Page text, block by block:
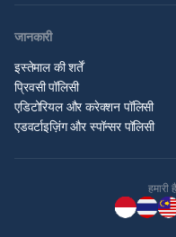
जानकारी
इस्तेमाल की शर्तें
प्रिवसी पॉलिसी
एडिटोरियल और करेक्शन पॉलिसी
एडवर्टाइज़िंग और स्पॉन्सर पॉलिसी